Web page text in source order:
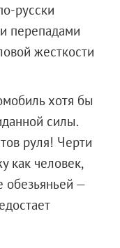
русски
перепадами
жесткости
хотя бы
силы.
руля! Черти
как человек,
обезьяньей —